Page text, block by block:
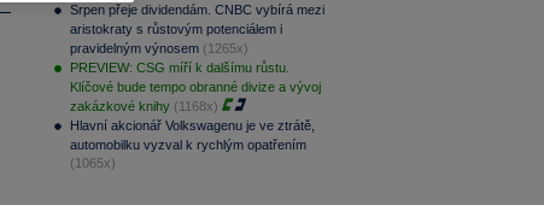
Srpen přeje dividendám. CNBC vybírá mezi
aristokraty s růstovým potenciálem i
pravidelným výnosem (1265x)
PREVIEW: CSG míří k dalšímu růstu.
Klíčové bude tempo obranné divize a vývoj
zakázkové knihy (1168x)
Hlavní akcionář Volkswagenu je ve ztrátě,
automobilku vyzval k rychlým opatřením
(1065x)